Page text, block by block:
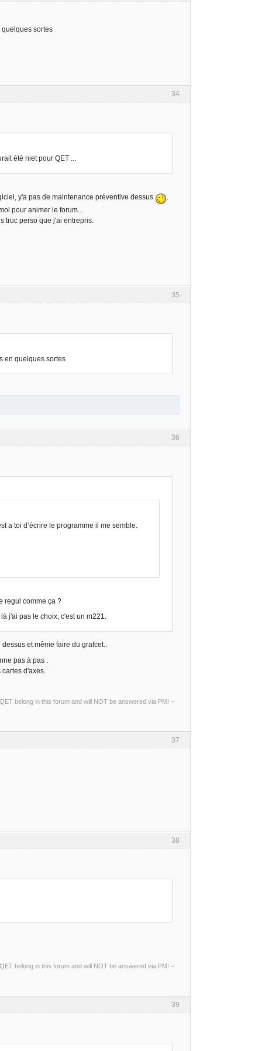
sortes
34
été niet pour QET ...
y'a pas de maintenance préventive dessus
.
pour animer le forum...
truc perso que j'ai entrepris.
35
en quelques sortes
36
a toi d’écrire le programme il me semble.
regul comme ça ?
j'ai pas le choix, c'est un m221.
et même faire du grafcet..
pas à pas .
d'axes.
belong in this forum and will NOT be answered via PM! –
37
38
belong in this forum and will NOT be answered via PM! –
39